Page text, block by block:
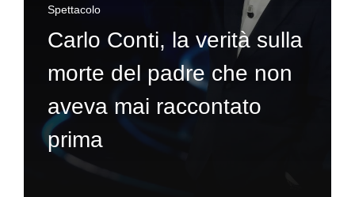
Spettacolo
Carlo Conti, la verità sulla
morte del padre che non
aveva mai raccontato
prima